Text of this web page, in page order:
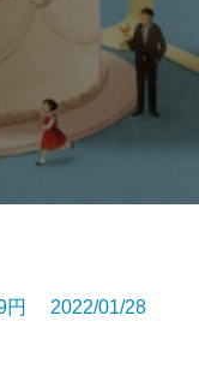
円 2022/01/28